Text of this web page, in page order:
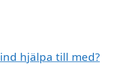
hjälpa till med?